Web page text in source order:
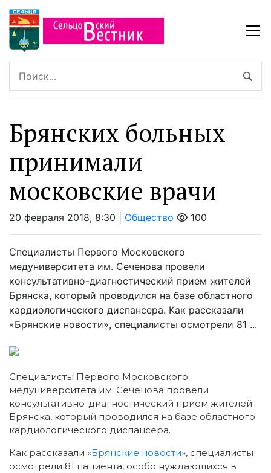
Брянских больных
принимали
московские врачи
20 февраля 2018, 8:30 | Общество 100
Специалисты Первого Московского
медуниверситета им. Сеченова провели
консультативно-диагностический прием жителей
Брянска, который проводился на базе областного
кардиологического диспансера. Как рассказали
«Брянские новости», специалисты осмотрели 81 ...
Специалисты Первого Московского
медуниверситета им. Сеченова провели
консультативно-диагностический прием жителей
Брянска, который проводился на базе областного
кардиологического диспансера.
Как рассказали «Брянские новости», специалисты
осмотрели 81 пациента, особо нуждающихся в